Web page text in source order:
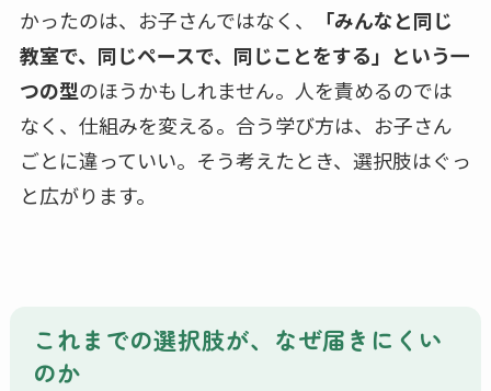
かったのは、お子さんではなく、
「みんなと同じ
教室で、同じペースで、同じことをする」という一
つの型のほうかもしれません。人を責めるのでは
なく、仕組みを変える。合う学び方は、お子さん
ごとに違っていい。そう考えたとき、選択肢はぐっ
と広がります。
これまでの選択肢が、なぜ届きにくい
のか